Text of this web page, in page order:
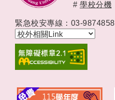
# 學校分機
緊急校安專線：03-9874858